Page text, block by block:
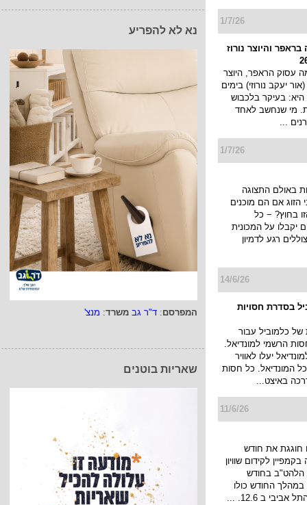
נא לא להפריע
המפרסם: ד"ר גב משרד: מנצ'
שאריות בוטנים
1/7/26
והיוצר נורוז
עסוק הראפר, היוצר
(אור יעקב נורוזי) בימים
בעיקר בלכבוש
מי שנחשב לאחד
...
1/7/26
באולם התצוגה
הזוג אם הם מוכנים
בחוץ? − כל
על המכונית
רגע לדמיון
14/6/26
בסדרת חסויות
כלמוביל עבור
הרשמי למונדיאל.
יעלו לאוויר
כל המונדיאל. כל חסות
באיצט...
11/6/26
את חודש
לקידום שוויון
הלהט"ב בחודש
במהלך החודש כולו
ב 12.6. ...